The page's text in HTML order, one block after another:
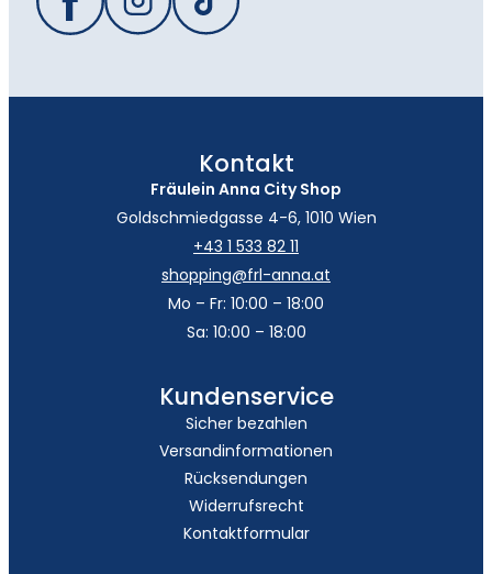
Kontakt
Fräulein Anna City Shop
Goldschmiedgasse 4-6, 1010 Wien
+43 1 533 82 11
shopping@frl-anna.at
Mo – Fr: 10:00 – 18:00
Sa: 10:00 – 18:00
Kundenservice
Sicher bezahlen
Versandinformationen
Rücksendungen
Widerrufsrecht
Kontaktformular